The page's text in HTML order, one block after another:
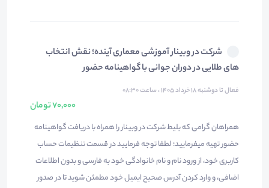
شرکت در وبینار آموزشی معماری آینده؛ نقش انتخاب
های طلایی در دوران جوانی با گواهینامه حضور
فعال تا دوشنبه ۱۸ خرداد ۱۴۰۵ ، ساعت ۰۸:۳۰
70,000 تومان
همراهان گرامی که بلیط شرکت در وبینار را همراه با دریافت گواهینامه
حضور تهیه میفرمایید؛ لطفا توجه فرمایید در قسمت تنظیمات حساب
کاربری خود، از ورود نام و نام خانوادگی خود به فارسی و بدون اطلاعات
اضافی، و وارد کردن آدرس صحیح ایمیل خود مطمئن شوید تا در صدور